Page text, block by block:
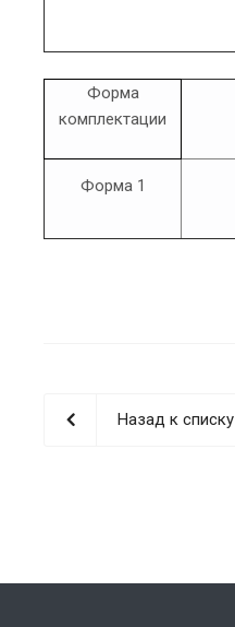
Форма
комплектации
Форма 1
Назад к списку